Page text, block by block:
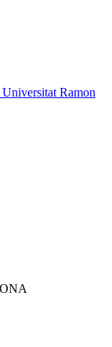
Ramon